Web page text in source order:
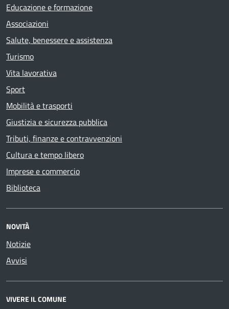
Educazione e formazione
Associazioni
Salute, benessere e assistenza
Turismo
Vita lavorativa
Sport
Mobilità e trasporti
Giustizia e sicurezza pubblica
Tributi, finanze e contravvenzioni
Cultura e tempo libero
Imprese e commercio
Biblioteca
NOVITÀ
Notizie
Avvisi
VIVERE IL COMUNE